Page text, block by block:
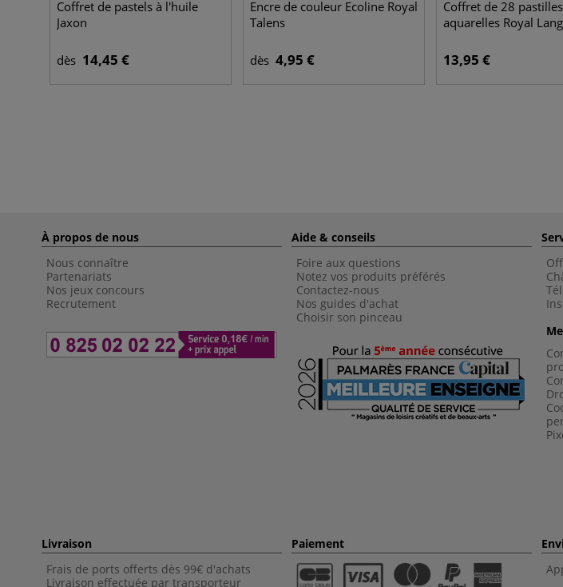
Coffret de pastels à l'huile
Jaxon
dès 14,45 €
Encre de couleur Ecoline Royal
Talens
dès 4,95 €
Coffret de 28 pastilles
aquarelles Royal
13,95 €
À propos de nous
Nous connaître
Partenariats
Nos jeux concours
Recrutement
Aide & conseils
Foire aux questions
Notez vos produits préférés
Contactez-nous
Nos guides d'achat
Choisir son pinceau
Livraison
Frais de ports offerts dès 99€ d'achats
Livraison effectuée par transporteur
Paiement